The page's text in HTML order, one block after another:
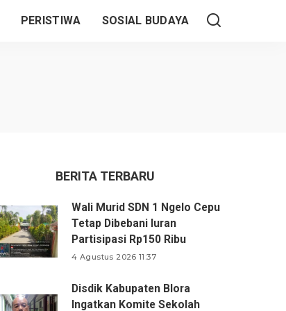
PERISTIWA SOSIAL BUDAYA
BERITA TERBARU
Wali Murid SDN 1 Ngelo Cepu
Tetap Dibebani Iuran
Partisipasi Rp150 Ribu
4 Agustus 2026 11:37
Disdik Kabupaten Blora
Ingatkan Komite Sekolah